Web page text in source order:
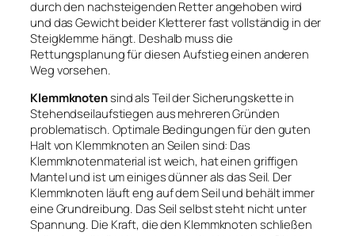
durch den nachsteigenden Retter angehoben wird
und das Gewicht beider Kletterer fast vollständig in der
Steigklemme hängt. Deshalb muss die
Rettungsplanung für diesen Aufstieg einen anderen
Weg vorsehen.
Klemmknotensind als Teil der Sicherungskette in
Stehendseilaufstiegen aus mehreren Gründen
problematisch. Optimale Bedingungen für den guten
Halt von Klemmknoten an Seilen sind: Das
Klemmknotenmaterial ist weich, hat einen griffigen
Mantel und ist um einiges dünner als das Seil. Der
Klemmknoten läuft eng auf dem Seil und behält immer
eine Grundreibung. Das Seil selbst steht nicht unter
Spannung. Die Kraft, die den Klemmknoten schließen